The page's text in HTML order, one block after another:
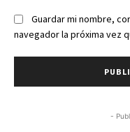
Guardar mi nombre,
navegador la próxima vez
-